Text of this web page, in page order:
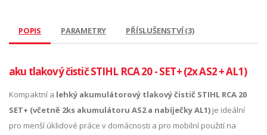
POPIS PARAMETRY PŘÍSLUŠENSTVÍ (3)
aku tlakový čistič STIHL RCA 20 - SET+ (2x AS2 + AL1)
Kompaktní a lehký akumulátorový tlakový čistič STIHL RCA 20
SET+ (včetně 2ks akumulátoru AS2 a nabíječky AL1) je ideální
pro menší úklidové práce v domácnosti a pro mobilní použití na